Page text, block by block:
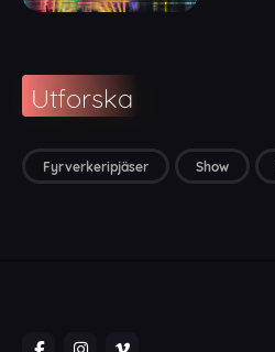
Utforska
Fyrverkeripjäser Show